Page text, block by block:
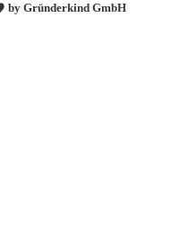
by Gründerkind GmbH